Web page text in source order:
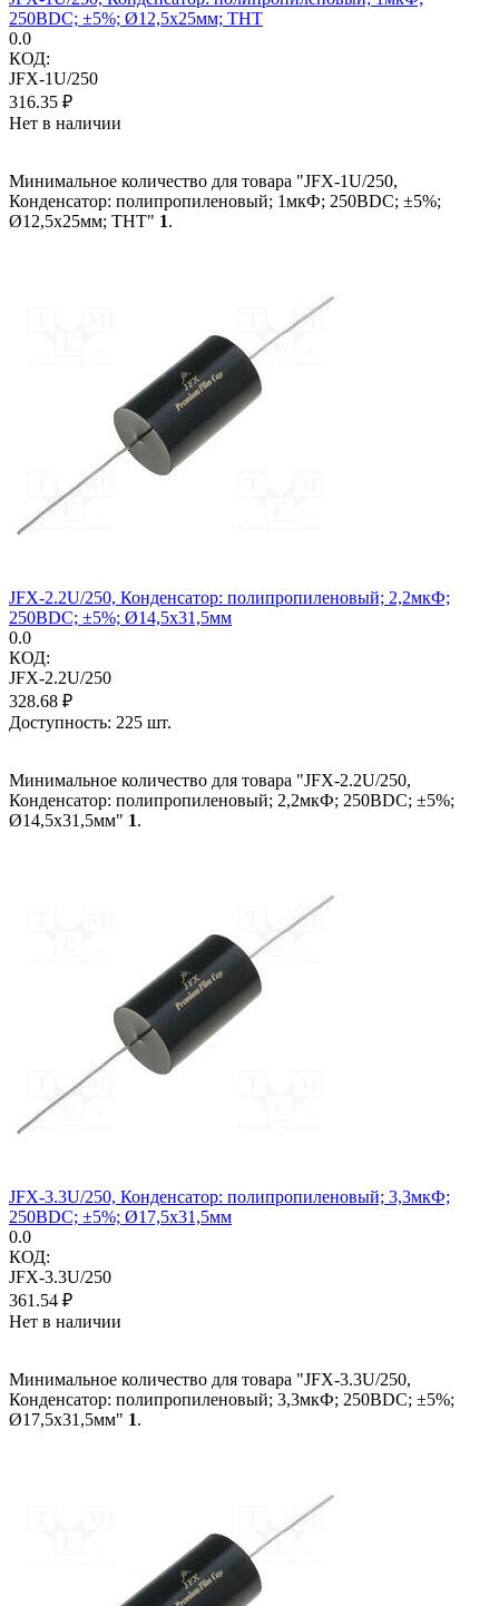
250ВDC; ±5%; Ø12,5x25мм; THT
0.0
КОД:
JFX-1U/250
316.35 ₽
Нет в наличии
Минимальное количество для товара "JFX-1U/250,
Конденсатор: полипропиленовый; 1мкФ; 250ВDC; ±5%;
Ø12,5x25мм; THT" 1.
JFX-2.2U/250, Конденсатор: полипропиленовый; 2,2мкФ;
250ВDC; ±5%; Ø14,5x31,5мм
0.0
КОД:
JFX-2.2U/250
328.68 ₽
Доступность: 225 шт.
Минимальное количество для товара "JFX-2.2U/250,
Конденсатор: полипропиленовый; 2,2мкФ; 250ВDC; ±5%;
Ø14,5x31,5мм" 1.
JFX-3.3U/250, Конденсатор: полипропиленовый; 3,3мкФ;
250ВDC; ±5%; Ø17,5x31,5мм
0.0
КОД:
JFX-3.3U/250
361.54 ₽
Нет в наличии
Минимальное количество для товара "JFX-3.3U/250,
Конденсатор: полипропиленовый; 3,3мкФ; 250ВDC; ±5%;
Ø17,5x31,5мм" 1.